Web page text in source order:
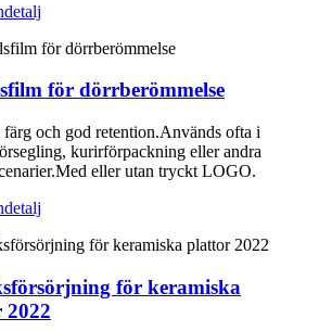
detalj
för dörrberömmelse
färg och god retention.Används ofta i
kurirförpackning eller andra
eller utan tryckt LOGO.
detalj
för keramiska